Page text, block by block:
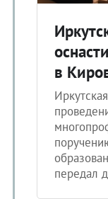
в
передал